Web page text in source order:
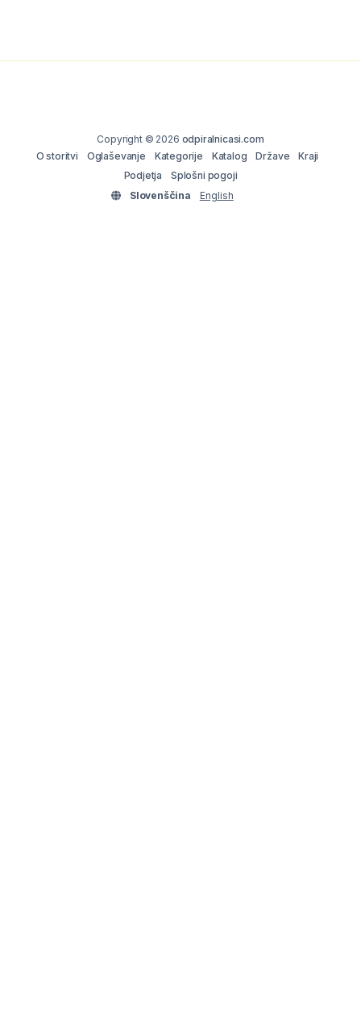
Copyright © 2026 odpiralnicasi.com
O storitvi
Oglaševanje Kategorije Katalog Države
Kraji
Podjetja
Splošni pogoji
Slovenščina
English